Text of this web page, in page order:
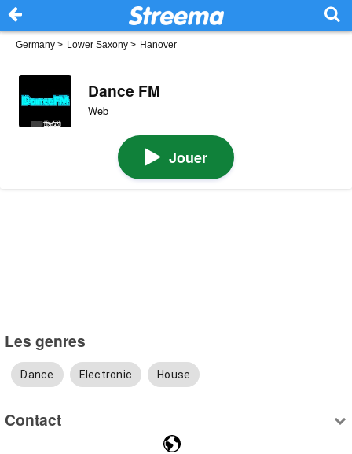
Germany > Lower Saxony > Hanover
Dance FM
Web
Jouer
Les genres
Dance Electronic House
Contact